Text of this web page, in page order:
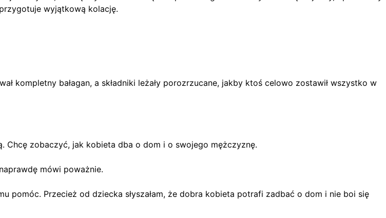
wyjątkową kolację.
kompletny bałagan, a składniki leżały porozrzucane, jakby ktoś celowo zostawił wszystko w
Chcę zobaczyć, jak kobieta dba o dom i o swojego mężczyznę.
mówi poważnie.
pomóc. Przecież od dziecka słyszałam, że dobra kobieta potrafi zadbać o dom i nie boi się